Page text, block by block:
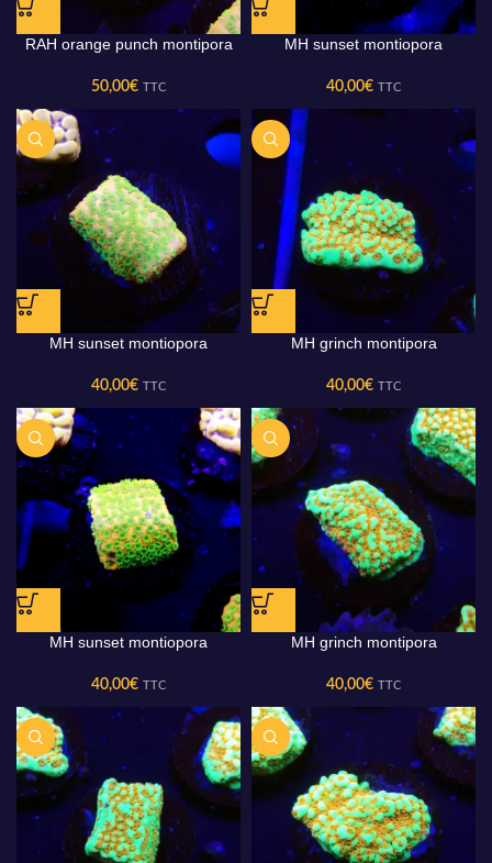
RAH orange punch montipora
50,00€ TTC
MH sunset montiopora
40,00€ TTC
MH sunset montiopora
40,00€ TTC
MH grinch montipora
40,00€ TTC
MH sunset montiopora
40,00€ TTC
MH grinch montipora
40,00€ TTC